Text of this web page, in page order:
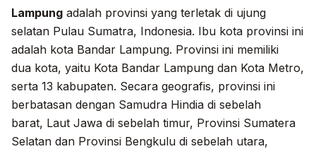
Lampung adalah provinsi yang terletak di ujung
selatan Pulau Sumatra, Indonesia. Ibu kota provinsi ini
adalah kota Bandar Lampung. Provinsi ini memiliki
dua kota, yaitu Kota Bandar Lampung dan Kota Metro,
serta 13 kabupaten. Secara geografis, provinsi ini
berbatasan dengan Samudra Hindia di sebelah
barat, Laut Jawa di sebelah timur, Provinsi Sumatera
Selatan dan Provinsi Bengkulu di sebelah utara,